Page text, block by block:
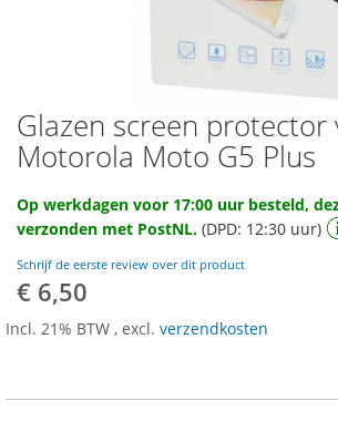
Ga
naar
het
van
de
gallerij
Glazen screen protector
Motorola Moto G5 Plus
Op werkdagen voor 17:00 uur besteld,
verzonden met PostNL. (DPD: 12:30 uur)
Schrijf de eerste review over dit product
€ 6,50
Incl. 21% BTW , excl. verzendkosten